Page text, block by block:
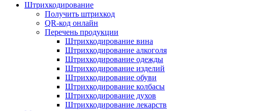
Штрихкодирование
Получить штрихкод
QR-код онлайн
Перечень продукции
Штрихкодирование вина
Штрихкодирование алкоголя
Штрихкодирование одежды
Штрихкодирование изделий
Штрихкодирование обуви
Штрихкодирование колбасы
Штрихкодирование духов
Штрихкодирование лекарств